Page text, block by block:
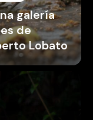
galería
de
Lobato